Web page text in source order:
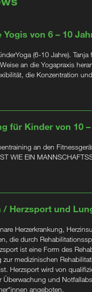
von 6 – 10
(6-10 Jahre).
an die Yogapraxis
die Konzentration
für Kinder von 10
an den
WIE EIN
/ Herzsport und
Herzerkrankung,
die durch
ist eine Form des
zur medizinischen
Herzsport wird von
Überwachung und
angeboten.